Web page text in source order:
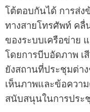
โต้ตอบกันได้ การส่ง
ทางสายโทรศัพท์ คลื่
ของระบบเครือข่าย
โดยการบีบอัดภาพ เ
ยังสถานที่ประชุมต่า
เห็นภาพและข้อควา
สนับสนุนในการประ